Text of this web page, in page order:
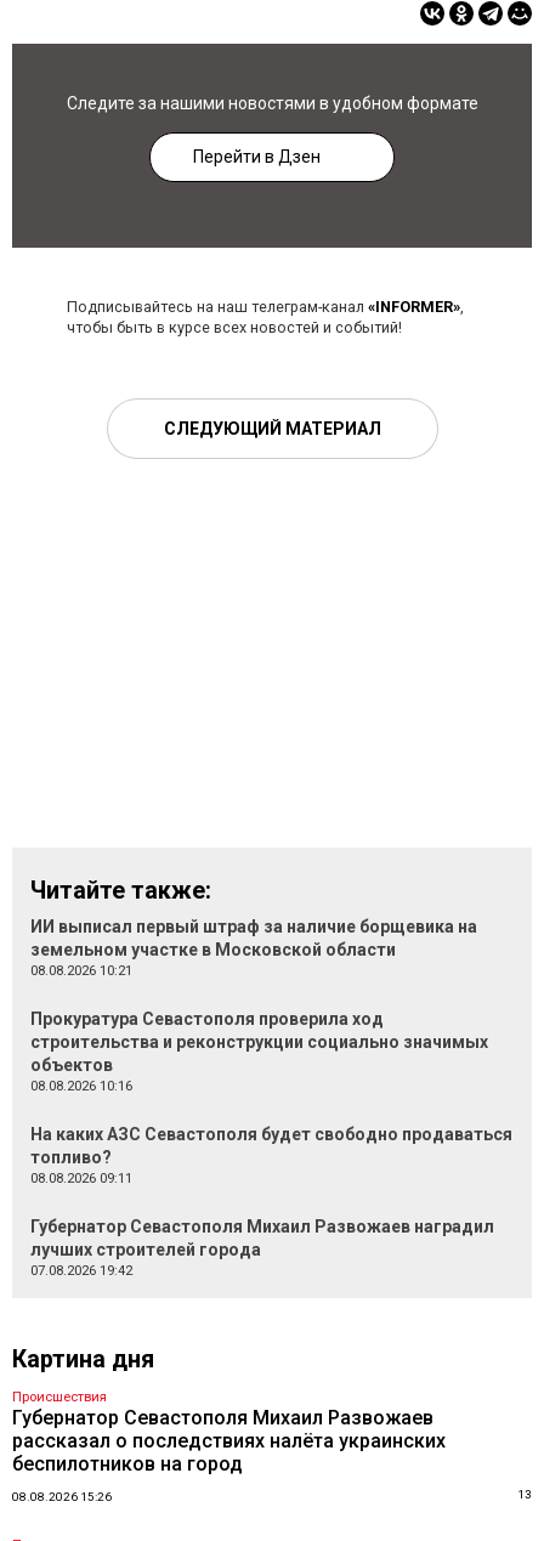
Следите за нашими новостями в удобном формате
Перейти в Дзен
Подписывайтесь на наш телеграм-канал «INFORMER»,
чтобы быть в курсе всех новостей и событий!
СЛЕДУЮЩИЙ МАТЕРИАЛ
Читайте также:
ИИ выписал первый штраф за наличие борщевика на
земельном участке в Московской области
08.08.2026 10:21
Прокуратура Севастополя проверила ход
строительства и реконструкции социально значимых
объектов
08.08.2026 10:16
На каких АЗС Севастополя будет свободно продаваться
топливо?
08.08.2026 09:11
Губернатор Севастополя Михаил Развожаев наградил
лучших строителей города
07.08.2026 19:42
Картина дня
Происшествия
Губернатор Севастополя Михаил Развожаев
рассказал о последствиях налёта украинских
беспилотников на город
08.08.2026 15:26 13